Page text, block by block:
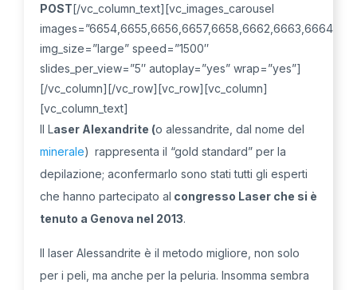
POST[/vc_column_text][vc_images_carousel
images=”6654,6655,6656,6657,6658,6662,6663,6664″
img_size=”large” speed=”1500″
slides_per_view=”5″ autoplay=”yes” wrap=”yes”]
[/vc_column][/vc_row][vc_row][vc_column]
[vc_column_text]
Il Laser Alexandrite (o alessandrite, dal nome del
minerale) rappresenta il “gold standard” per la
depilazione; aconfermarlo sono stati tutti gli esperti
che hanno partecipato al congresso Laser che si è
tenuto a Genova nel 2013.
Il laser Alessandrite è il metodo migliore, non solo
per i peli, ma anche per la peluria. Insomma sembra